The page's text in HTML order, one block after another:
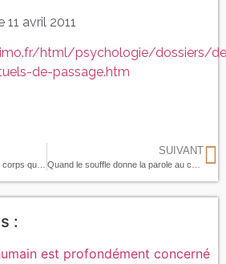
avril 2011
html/psychologie/dossiers/
de-passage.htm
SUIVANT
:
est profondément concerné